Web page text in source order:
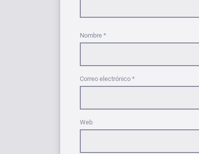
Nombre *
Correo electrónico *
Web